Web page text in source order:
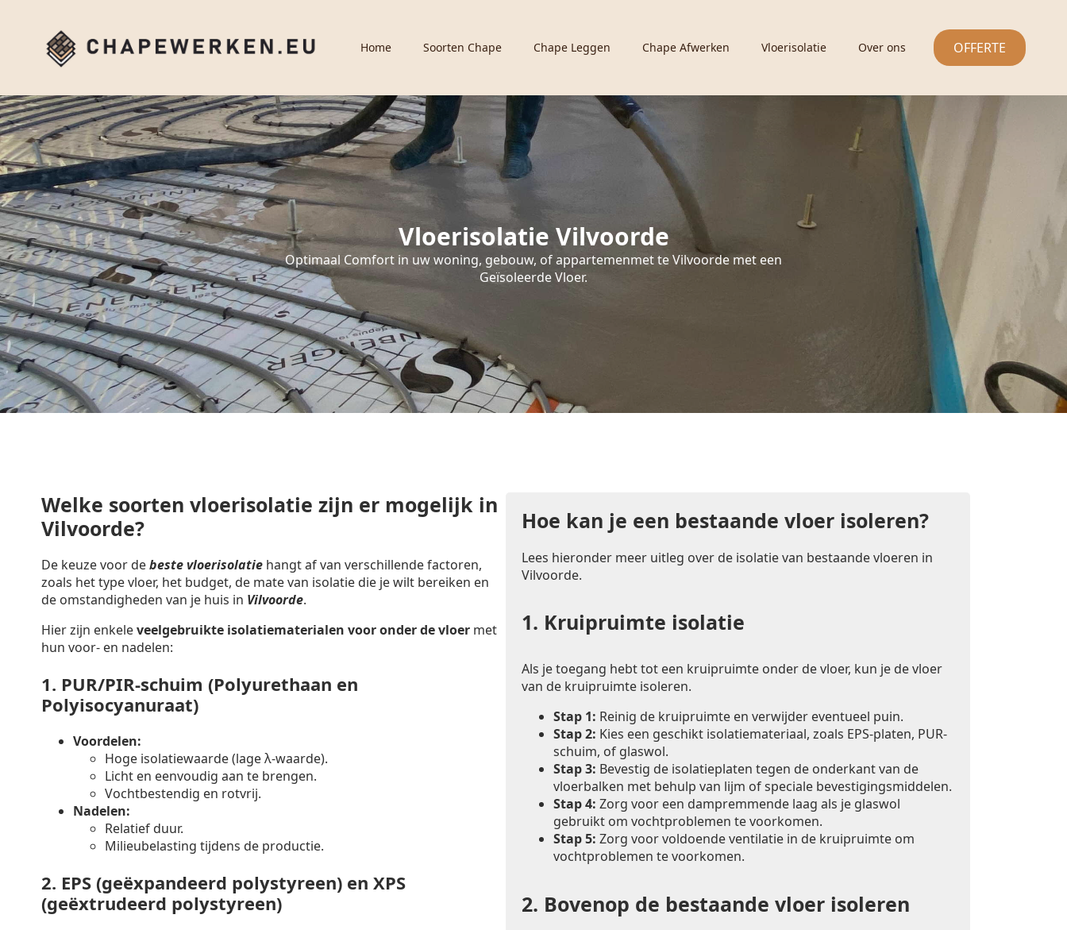
Home Soorten Chape Chape Leggen Chape Afwerken Vloerisolatie Over ons OFFERTE
Vloerisolatie Vilvoorde
Optimaal Comfort in uw woning, gebouw, of appartemenmet te Vilvoorde met een
Geïsoleerde Vloer.
Welke soorten vloerisolatie zijn er mogelijk in
Vilvoorde?
De keuze voor debeste vloerisolatie hangt af van verschillende factoren,
zoals het type vloer, het budget, de mate van isolatie die je wilt bereiken en
de omstandigheden van je huis in Vilvoorde.
Hier zijn enkeleveelgebruikte isolatiematerialen voor onder de vloer met
hun voor- en nadelen:
1. PUR/PIR-schuim (Polyurethaan en
Polyisocyanuraat)
Voordelen:
Hoge isolatiewaarde (lage λ-waarde).
Licht en eenvoudig aan te brengen.
Vochtbestendig en rotvrij.
Nadelen:
Relatief duur.
Milieubelasting tijdens de productie.
2. EPS (geëxpandeerd polystyreen) en XPS
(geëxtrudeerd polystyreen)
Hoe kan je een bestaande vloer isoleren?
Lees hieronder meer uitleg over de isolatie van bestaande vloeren in
Vilvoorde.
1. Kruipruimte isolatie
Als je toegang hebt tot een kruipruimte onder de vloer, kun je de vloer
van de kruipruimte isoleren.
Stap 1: Reinig de kruipruimte en verwijder eventueel puin.
Stap 2: Kies een geschikt isolatiemateriaal, zoals EPS-platen, PUR-
schuim, of glaswol.
Stap 3: Bevestig de isolatieplaten tegen de onderkant van de
vloerbalken met behulp van lijm of speciale bevestigingsmiddelen.
Stap 4: Zorg voor een dampremmende laag als je glaswol
gebruikt om vochtproblemen te voorkomen.
Stap 5: Zorg voor voldoende ventilatie in de kruipruimte om
vochtproblemen te voorkomen.
2. Bovenop de bestaande vloer isoleren